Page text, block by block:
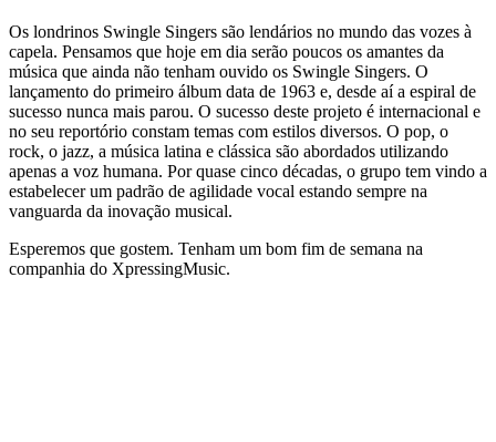
Os londrinos Swingle Singers são lendários no mundo das vozes à
capela. Pensamos que hoje em dia serão poucos os amantes da
música que ainda não tenham ouvido os Swingle Singers. O
lançamento do primeiro álbum data de 1963 e, desde aí a espiral de
sucesso nunca mais parou. O sucesso deste projeto é internacional e
no seu reportório constam temas com estilos diversos. O pop, o
rock, o jazz, a música latina e clássica são abordados utilizando
apenas a voz humana. Por quase cinco décadas, o grupo tem vindo a
estabelecer um padrão de agilidade vocal estando sempre na
vanguarda da inovação musical.
Esperemos que gostem. Tenham um bom fim de semana na
companhia do XpressingMusic.